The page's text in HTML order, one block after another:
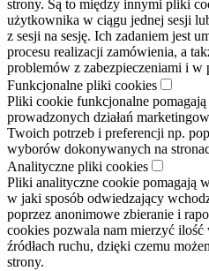
strony. Są to między innymi pliki
użytkownika w ciągu jednej sesji
z sesji na sesję. Ich zadaniem jest
procesu realizacji zamówienia, a
problemów z zabezpieczeniami i w
Funkcjonalne pliki cookies
Pliki cookie funkcjonalne
prowadzonych działań
Twoich potrzeb i preferencji np.
wyborów dokonywanych na
Analityczne pliki cookies
Pliki analityczne cookie pomagają
w jaki sposób odwiedzający
poprzez anonimowe zbieranie i
cookies pozwala nam mierzyć
źródłach ruchu, dzięki czemu
strony.